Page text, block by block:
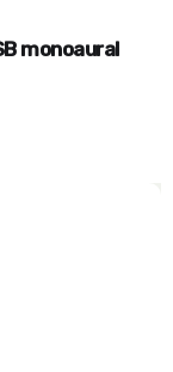
monoaural